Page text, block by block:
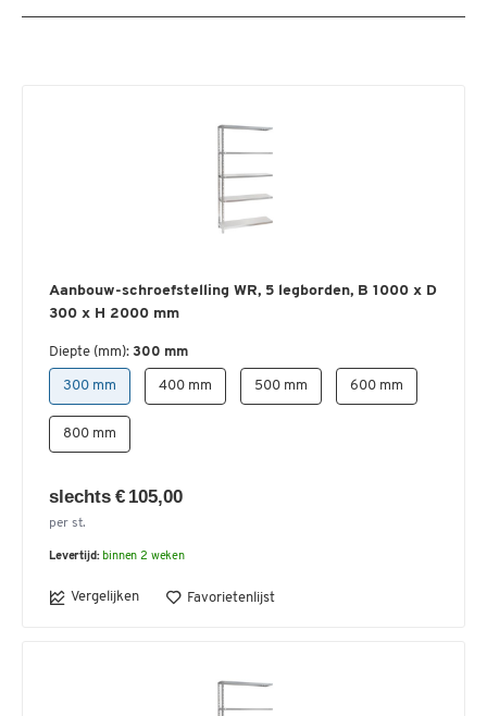
Aanbouw-schroefstelling WR, 5 legborden, B 1000 x D
300 x H 2000 mm
Diepte (mm): 300 mm
300 mm 400 mm 500 mm 600 mm
800 mm
slechts € 105,00
per st.
Levertijd: binnen 2 weken
Vergelijken Favorietenlijst